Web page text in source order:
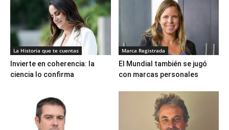
La Historia que te cuentas
Invierte en coherencia: la
ciencia lo confirma
Marca Registrada
El Mundial también se jugó
con marcas personales